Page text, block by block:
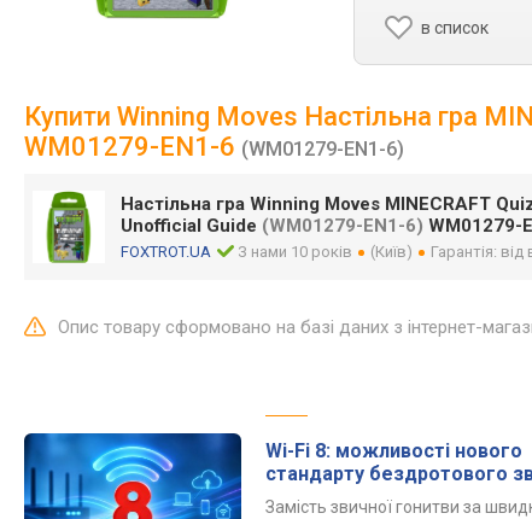
в список
Купити Winning Moves Настільна гра
WM01279-EN1-6 (WM01279-EN1-6)
Настільна гра Winning Moves MINECRAFT
Unofficial Guide (WM01279-EN1-6) WM01279-
FOXTROT.UA З нами 10 років (Київ) Гарантія:
Опис товару сформовано на базі даних з інтернет-
Wi-Fi 8: можливості нового
стандарту бездротового
Замість звичної гонитви за